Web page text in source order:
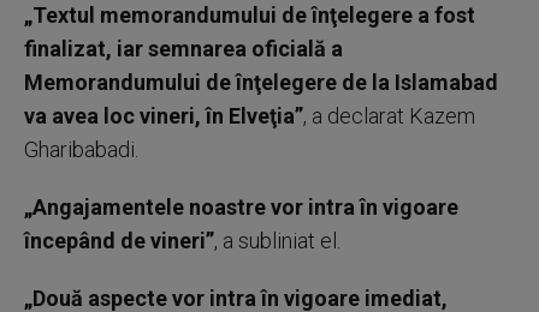
„Textul memorandumului de înţelegere a fost
finalizat, iar semnarea oficială a
Memorandumului de înţelegere de la Islamabad
va avea loc vineri, în Elveţia”, a declarat Kazem
Gharibabadi.
„Angajamentele noastre vor intra în vigoare
începând de vineri”, a subliniat el.
„Două aspecte vor intra în vigoare imediat,